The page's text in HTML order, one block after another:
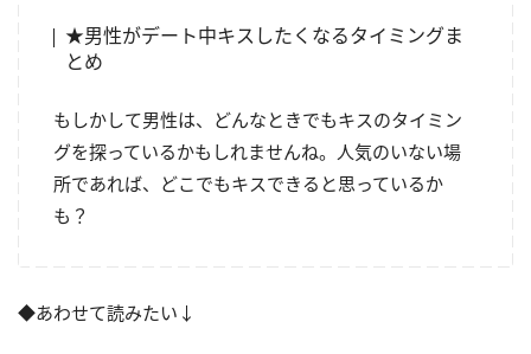
★男性がデート中キスしたくなるタイミングま
とめ
もしかして男性は、どんなときでもキスのタイミン
グを探っているかもしれませんね。人気のいない場
所であれば、どこでもキスできると思っているか
も？
◆あわせて読みたい↓